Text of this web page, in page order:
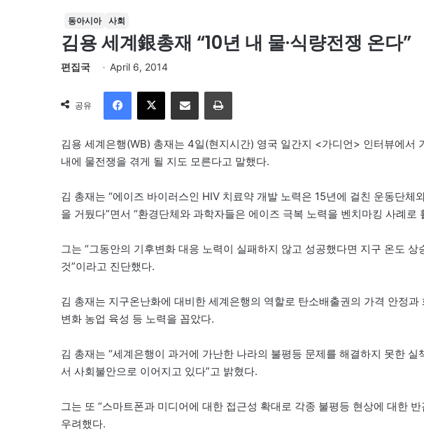
동아시아 사회
김용 세계銀총재 “10년 내 물·식량전쟁 온다”
편집국 April 6, 2014
공유
이메일
김용 세계은행(WB) 총재는 4일(현지시간) 영국 일간지 <가디언> 인터뷰에서
내에 물전쟁을 겪게 될 지도 모른다고 말했다.
김 총재는 “에이즈 바이러스인 HIV 치료약 개발 노력은 15년에 걸친 운동단체
을 거뒀다”면서 “환경단체와 과학자들은 에이즈 극복 노력을 벤치마킹 사례로
그는 “그동안의 기후변화 대응 노력이 실패하지 않고 성공했다면 지구 온도
것”이라고 진단했다.
김 총재는 지구온난화에 대비한 세계은행의 역할로 탄소배출권의 가격 안정
변화 농업 육성 등 노력을 꼽았다.
김 총재는 “세계은행이 과거에 가난한 나라의 불평등 문제를 해결하지 못한 실
서 사회불안으로 이어지고 있다”고 밝혔다.
그는 또 “스마트폰과 미디어에 대한 접근성 확대로 각종 불평등 현상에 대한
우려했다.